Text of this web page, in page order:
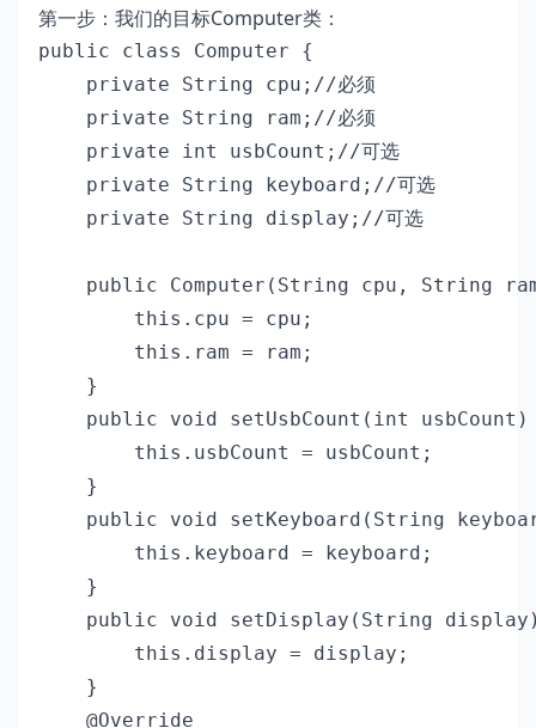
第一步：我们的目标Computer类：
public class Computer {
    private String cpu;//必须
    private String ram;//必须
    private int usbCount;//可选
    private String keyboard;//可选
    private String display;//可选
public Computer(String cpu, String
        this.cpu = cpu;
        this.ram = ram;
    }
public void setUsbCount(int usbCount)
        this.usbCount = usbCount;
    }
public void setKeyboard(String
        this.keyboard = keyboard;
    }
public void setDisplay(String
        this.display = display;
    }
    @Override